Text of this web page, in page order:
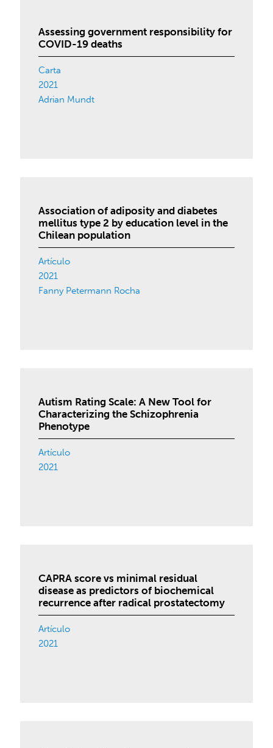
Assessing government responsibility for
COVID-19 deaths
Carta
2021
Adrian Mundt
Association of adiposity and diabetes
mellitus type 2 by education level in the
Chilean population
Artículo
2021
Fanny Petermann Rocha
Autism Rating Scale: A New Tool for
Characterizing the Schizophrenia
Phenotype
Artículo
2021
CAPRA score vs minimal residual
disease as predictors of biochemical
recurrence after radical prostatectomy
Artículo
2021